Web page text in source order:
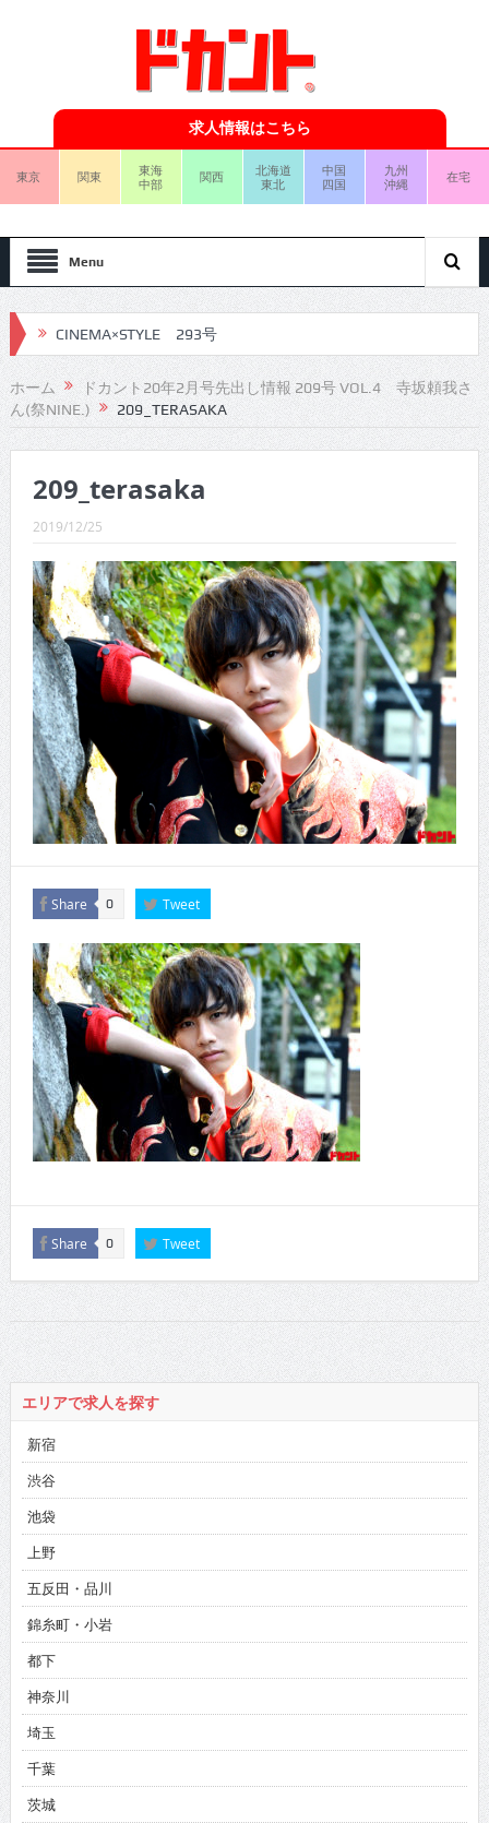
求人情報はこちら
東京 関東
東海
中部
関西
北海道
東北
中国
四国
九州
沖縄
在宅
Menu
CINEMA×STYLE 292号
CINEMA×STYLE 291号
CINEMA×STYLE 290号
CINEMA×STYLE 288号
CINEMA×STYLE 286号
CINEMA×STYLE 285号
CINEMA×STYLE 294号
CINEMA×STYLE 293号
ホーム
ドカント20年2月号先出し情報 209号 VOL.4 寺坂頼我さ
ん(祭NINE.)
209_TERASAKA
209_terasaka
2019/12/25
Share 0 Tweet
Share 0 Tweet
エリアで求人を探す
新宿
渋谷
池袋
上野
五反田・品川
錦糸町・小岩
都下
神奈川
埼玉
千葉
茨城